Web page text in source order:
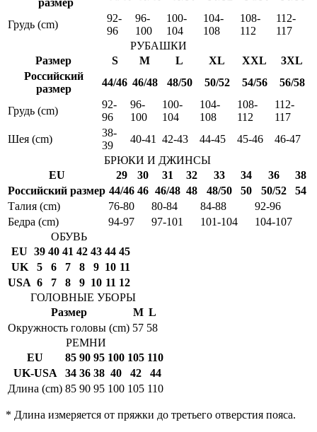
размер
Грудь (cm)
92-
96
96-
100
100-
104
104-
108
108-
112
112-
117
РУБАШКИ
Размер
S M L XL XXL
3XL
Российский
размер
44/46 46/48 48/50 50/52 54/56 56/58
Грудь (cm)
92-
96
96-
100
100-
104
104-
108
108-
112
112-
117
Шея (cm)
38-
39
40-41 42-43 44-45 45-46
46-47
БРЮКИ И ДЖИНСЫ
EU
29 30 31 32 33 34 36
38
Российский размер 44/46 46 46/48 48 48/50 50 50/52
54
Талия (cm)
76-80 80-84 84-88
92-96
Бедра (cm)
94-97 97-101 101-104
104-107
ОБУВЬ
EU 39 40 41 42 43 44 45
UK
5 6 7 8 9 10 11
USA 6 7 8 9 10 11 12
ГОЛОВНЫЕ УБОРЫ
Размер
M L
Окружность головы (cm) 57 58
РЕМНИ
EU
85 90 95 100 105 110
UK-USA
34 36 38 40 42
44
Длина (cm) 85 90 95 100 105 110
* Длина измеряется от пряжки до третьего отверстия пояса.